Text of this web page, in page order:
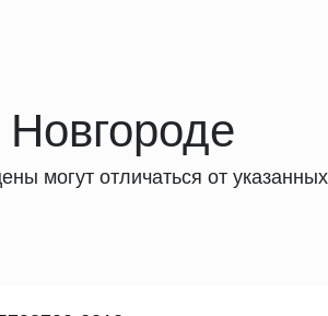
могут отличаться от